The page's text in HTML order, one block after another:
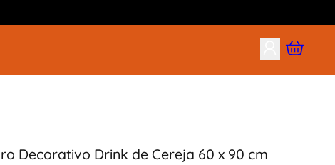
Decorativo Drink de Cereja 60 x 90 cm